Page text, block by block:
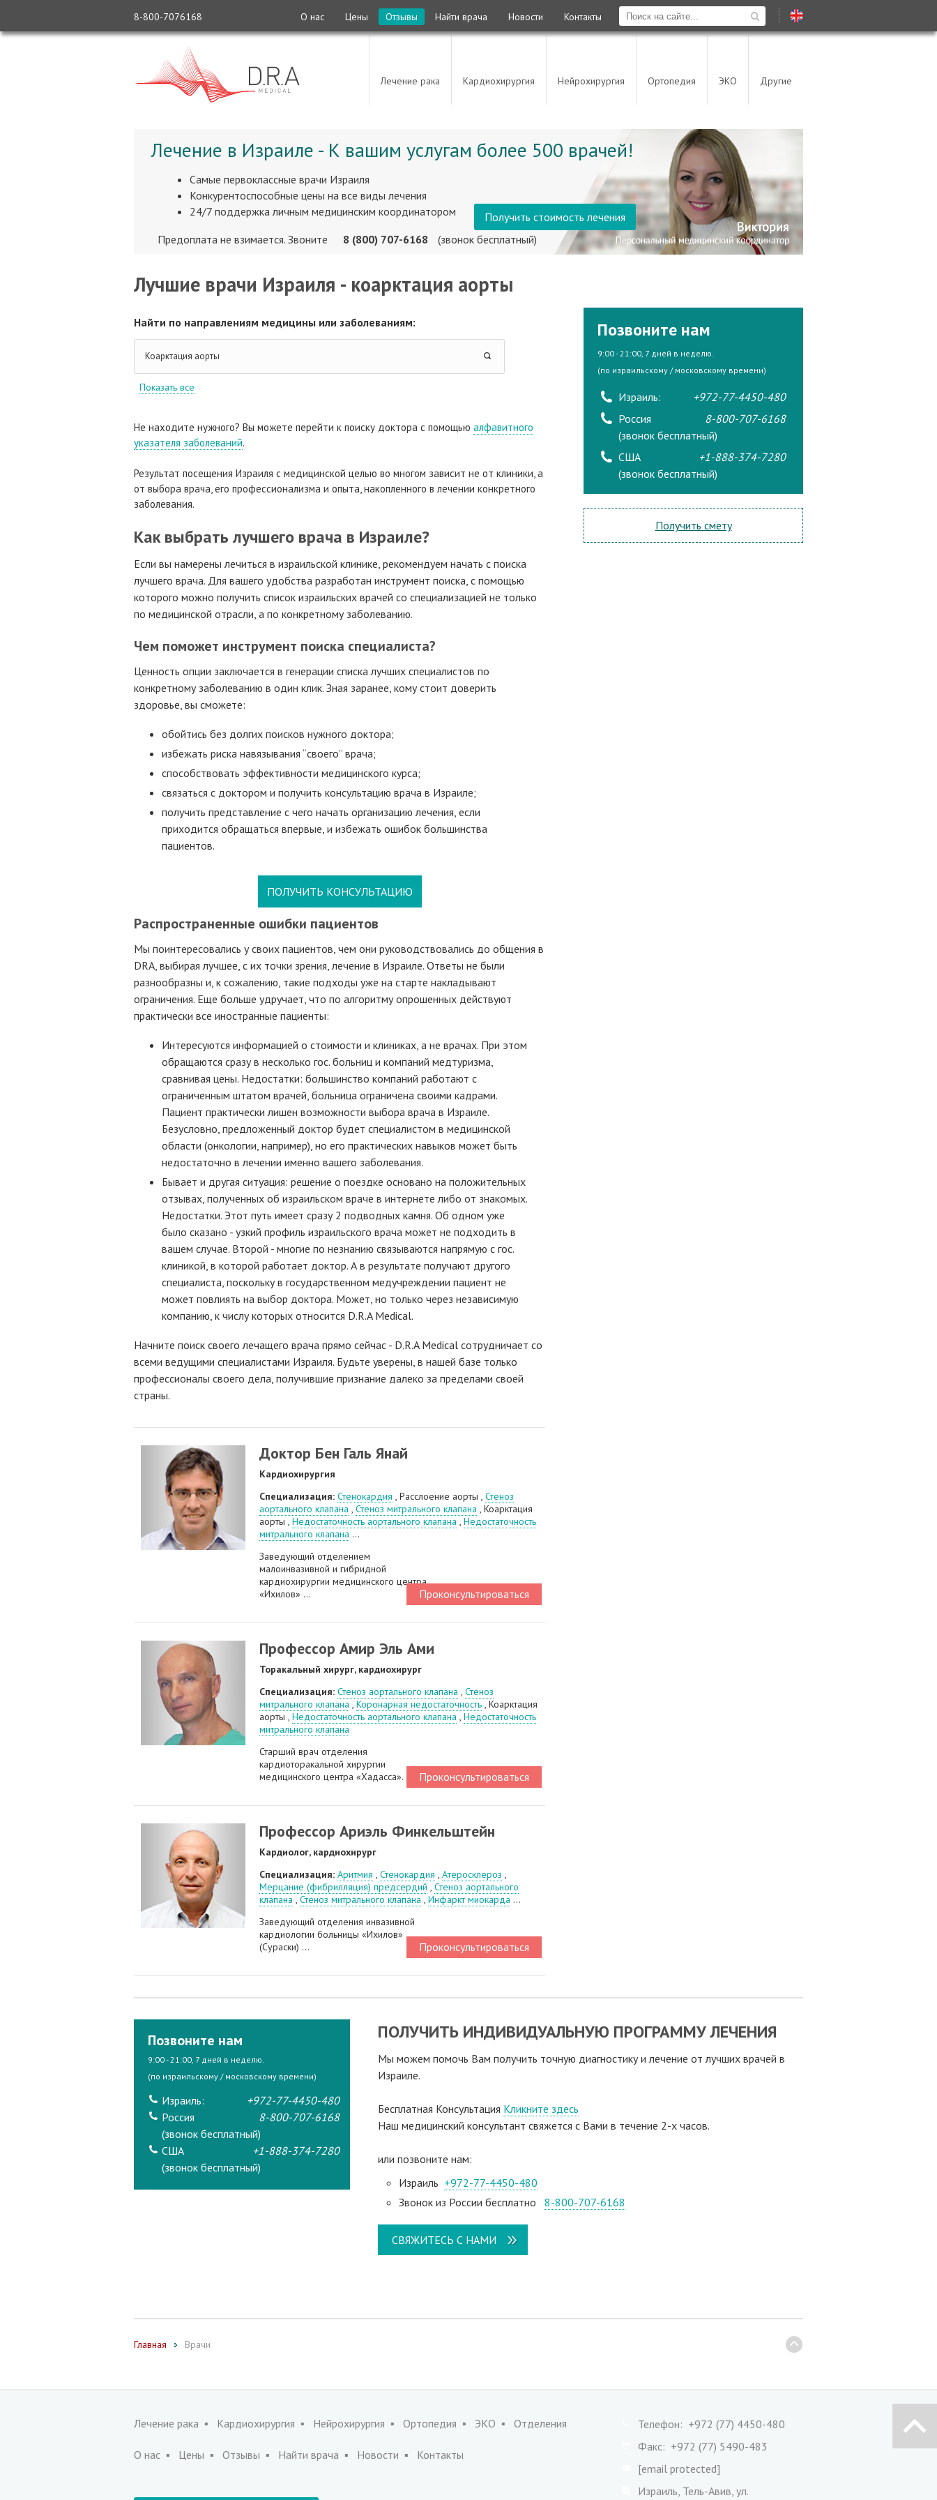
О нас Цены Отзывы Найти врача Новости Контакты
8-800-7076168
Лечение рака Кардиохирургия Нейрохирургия Ортопедия ЭКО Другие
Лечение в Израиле - К вашим услугам более 500 врачей!
Самые первоклассные врачи Израиля
Конкурентоспособные цены на все виды лечения
24/7 поддержка личным медицинским координатором
Предоплата не взимается. Звоните
8 (800) 707-6168 (звонок бесплатный)
Получить стоимость лечения
Позвоните нам
9:00 - 21:00, 7 дней в неделю.
(по израильскому / московскому времени)
Израиль:
+972-77-4450-480
Россия
(звонок бесплатный)
8-800-707-6168
США
(звонок бесплатный)
+1-888-374-7280
Получить смету
Лучшие врачи Израиля - коарктация аорты
Найти по направлениям медицины или заболеваниям:
Коарктация аорты
Показать все
Не находите нужного? Вы можете перейти к поиску доктора с помощью алфавитного
указателя заболеваний.
Результат посещения Израиля с медицинской целью во многом зависит не от клиники, а
от выбора врача, его профессионализма и опыта, накопленного в лечении конкретного
заболевания.
Как выбрать лучшего врача в Израиле?
Если вы намерены лечиться в израильской клинике, рекомендуем начать с поиска
лучшего врача. Для вашего удобства разработан инструмент поиска, с помощью
которого можно получить список израильских врачей со специализацией не только
по медицинской отрасли, а по конкретному заболеванию.
Чем поможет инструмент поиска специалиста?
Ценность опции заключается в генерации списка лучших специалистов по
конкретному заболеванию в один клик. Зная заранее, кому стоит доверить
здоровье, вы сможете:
обойтись без долгих поисков нужного доктора;
избежать риска навязывания “своего” врача;
способствовать эффективности медицинского курса;
связаться с доктором и получить консультацию врача в Израиле;
получить представление с чего начать организацию лечения, если
приходится обращаться впервые, и избежать ошибок большинства
пациентов.
ПОЛУЧИТЬ КОНСУЛЬТАЦИЮ
Распространенные ошибки пациентов
Мы поинтересовались у своих пациентов, чем они руководствовались до общения в
DRA, выбирая лучшее, с их точки зрения, лечение в Израиле. Ответы не были
разнообразны и, к сожалению, такие подходы уже на старте накладывают
ограничения. Еще больше удручает, что по алгоритму опрошенных действуют
практически все иностранные пациенты:
Интересуются информацией о стоимости и клиниках, а не врачах. При этом
обращаются сразу в несколько гос. больниц и компаний медтуризма,
сравнивая цены. Недостатки: большинство компаний работают с
ограниченным штатом врачей, больница ограничена своими кадрами.
Пациент практически лишен возможности выбора врача в Израиле.
Безусловно, предложенный доктор будет специалистом в медицинской
области (онкологии, например), но его практических навыков может быть
недостаточно в лечении именно вашего заболевания.
Бывает и другая ситуация: решение о поездке основано на положительных
отзывах, полученных об израильском враче в интернете либо от знакомых.
Недостатки. Этот путь имеет сразу 2 подводных камня. Об одном уже
было сказано - узкий профиль израильского врача может не подходить в
вашем случае. Второй - многие по незнанию связываются напрямую с гос.
клиникой, в которой работает доктор. А в результате получают другого
специалиста, поскольку в государственном медучреждении пациент не
может повлиять на выбор доктора. Может, но только через независимую
компанию, к числу которых относится D.R.A Medical.
Начните поиск своего лечащего врача прямо сейчас - D.R.A Medical сотрудничает со
всеми ведущими специалистами Израиля. Будьте уверены, в нашей базе только
профессионалы своего дела, получившие признание далеко за пределами своей
страны.
Доктор Бен Галь Янай
Кардиохирургия
Специализация: Стенокардия , Расслоение аорты , Стеноз
аортального клапана , Стеноз митрального клапана , Коарктация
аорты , Недостаточность аортального клапана , Недостаточность
митрального клапана ...
Заведующий отделением
малоинвазивной и гибридной
кардиохирургии медицинского центра
«Ихилов» ...
Проконсультироваться
Профессор Амир Эль Ами
Торакальный хирург, кардиохирург
Специализация: Стеноз аортального клапана , Стеноз
митрального клапана , Коронарная недостаточность , Коарктация
аорты , Недостаточность аортального клапана , Недостаточность
митрального клапана
Старший врач отделения
кардиоторакальной хирургии
медицинского центра «Хадасса». ...
Проконсультироваться
Профессор Ариэль Финкельштейн
Кардиолог, кардиохирург
Специализация: Аритмия , Стенокардия , Атеросклероз ,
Мерцание (фибрилляция) предсердий , Стеноз аортального
клапана , Стеноз митрального клапана , Инфаркт миокарда ...
Заведующий отделения инвазивной
кардиологии больницы «Ихилов»
(Сураски) ...
Проконсультироваться
ПОЛУЧИТЬ ИНДИВИДУАЛЬНУЮ ПРОГРАММУ ЛЕЧЕНИЯ
Мы можем помочь Вам получить точную диагностику и лечение от лучших врачей в
Израиле.
Бесплатная Консультация Кликните здесь
Наш медицинский консультант свяжeтся с Вами в течение 2-х часов.
или позвоните нам:
Израиль +972-77-4450-480
Звонок из России бесплатно 8-800-707-6168
СВЯЖИТЕСЬ С НАМИ
Позвоните нам
9:00 - 21:00, 7 дней в неделю.
(по израильскому / московскому времени)
Израиль:
+972-77-4450-480
Россия
(звонок бесплатный)
8-800-707-6168
США
(звонок бесплатный)
+1-888-374-7280
Главная Врачи
Лечение рака Кардиохирургия Нейрохирургия Ортопедия ЭКО Отделения
О нас Цены Отзывы Найти врача Новости Контакты
Телефон: +972 (77) 4450-480
Факс: +972 (77) 5490-483
[email protected]
Израиль, Тель-Авив, ул.